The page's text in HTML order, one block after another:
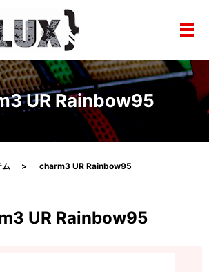
メ
UR Rainbow95
charm3 UR Rainbow95
UR Rainbow95